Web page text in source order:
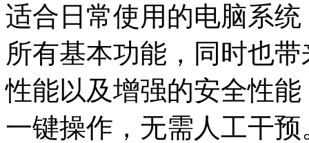
适合日常使用的电脑系
所有基本功能，同时也
性能以及增强的安全性
一键操作，无需人工干预